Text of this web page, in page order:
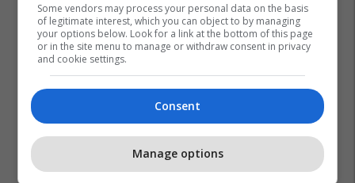
Some vendors may process your personal data on the basis
of legitimate interest, which you can object to by managing
your options below. Look for a link at the bottom of this page
or in the site menu to manage or withdraw consent in privacy
and cookie settings.
Consent
Manage options